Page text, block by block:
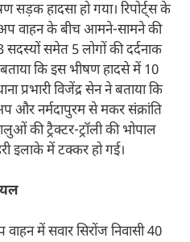
सड़क हादसा हो गया। रिपोर्ट्स के
वाहन के बीच आमने-सामने की
समेत 5 लोगों की दर्दनाक
कि इस भीषण हादसे में 10
प्रभारी विजेंद्र सेन ने बताया कि
और नर्मदापुरम से मकर संक्रांति
की ट्रैक्टर-ट्रॉली की भोपाल
इलाके में टक्कर हो गई।
वाहन में सवार सिरोंज निवासी 40